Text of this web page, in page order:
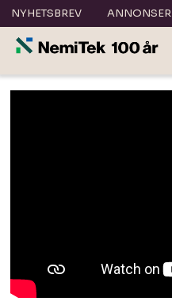
NYHETSBREV ANNONSER